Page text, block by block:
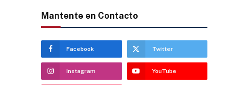
Mantente en Contacto
Facebook Twitter
Instagram YouTube